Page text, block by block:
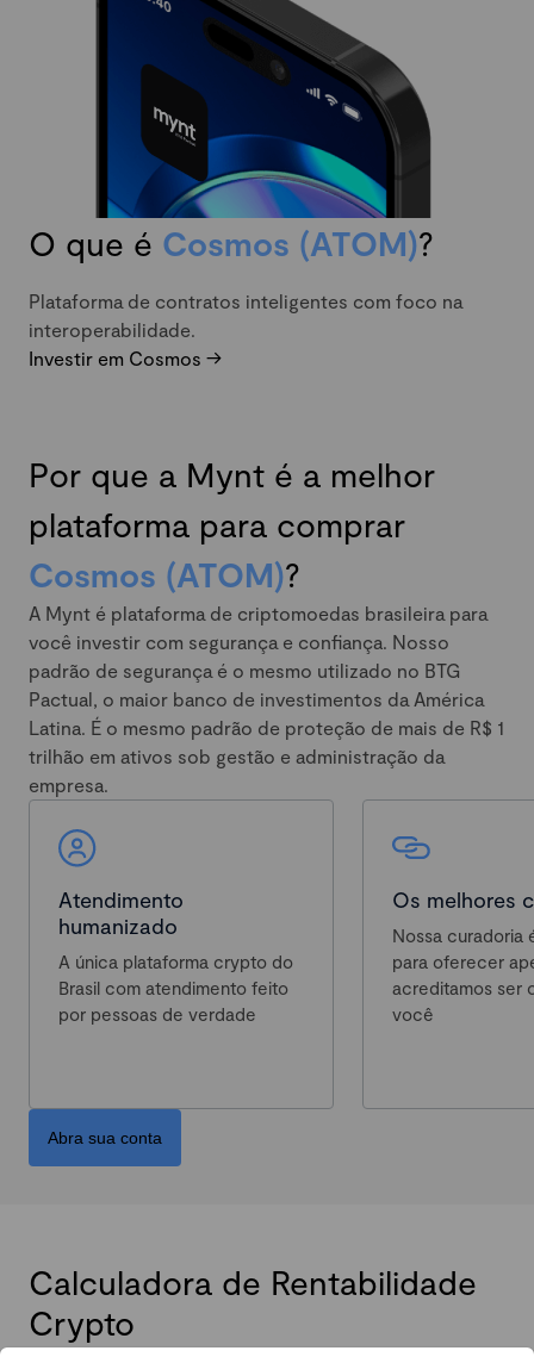
O que é Cosmos (ATOM)?
Plataforma de contratos inteligentes com foco na
interoperabilidade.
Investir em Cosmos ->
Por que a Mynt é a melhor
plataforma para comprar
Cosmos (ATOM)?
A Mynt é plataforma de criptomoedas brasileira para
você investir com segurança e confiança. Nosso
padrão de segurança é o mesmo utilizado no BTG
Pactual, o maior banco de investimentos da América
Latina. É o mesmo padrão de proteção de mais de R$ 1
trilhão em ativos sob gestão e administração da
empresa.
Atendimento
humanizado
A única plataforma crypto do
Brasil com atendimento feito
por pessoas de verdade
Os melhores
Nossa curadoria
para oferecer
acreditamos ser
você
Abra sua conta
Calculadora de Rentabilidade
Crypto